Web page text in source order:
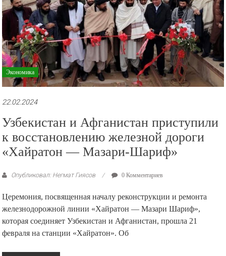
Экономика
22.02.2024
Узбекистан и Афганистан приступили
к восстановлению железной дороги
«Хайратон — Мазари-Шариф»
Опубликовал: Негмат Гиясов 0 Комментариев
Церемония, посвященная началу реконструкции и ремонта
железнодорожной линии «Хайратон — Мазари Шариф»,
которая соединяет Узбекистан и Афганистан, прошла 21
февраля на станции «Хайратон». Об